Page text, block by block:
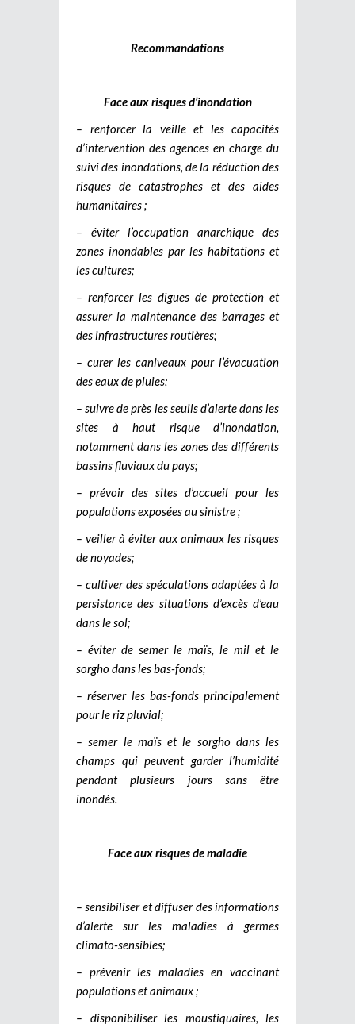
Recommandations
Face aux risques d’inondation
– renforcer la veille et les capacités
d’intervention des agences en charge du
suivi des inondations, de la réduction des
risques de catastrophes et des aides
humanitaires ;
– éviter l’occupation anarchique des
zones inondables par les habitations et
les cultures;
– renforcer les digues de protection et
assurer la maintenance des barrages et
des infrastructures routières;
– curer les caniveaux pour l’évacuation
des eaux de pluies;
– suivre de près les seuils d’alerte dans les
sites à haut risque d’inondation,
notamment dans les zones des différents
bassins fluviaux du pays;
– prévoir des sites d’accueil pour les
populations exposées au sinistre ;
– veiller à éviter aux animaux les risques
de noyades;
– cultiver des spéculations adaptées à la
persistance des situations d’excès d’eau
dans le sol;
– éviter de semer le maïs, le mil et le
sorgho dans les bas-fonds;
– réserver les bas-fonds principalement
pour le riz pluvial;
– semer le maïs et le sorgho dans les
champs qui peuvent garder l’humidité
pendant plusieurs jours sans être
inondés.
Face aux risques de maladie
– sensibiliser et diffuser des informations
d’alerte sur les maladies à germes
climato-sensibles;
– prévenir les maladies en vaccinant
populations et animaux ;
– disponibiliser les moustiquaires, les